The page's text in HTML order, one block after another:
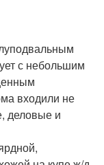
с небольшим
входили не
деловые и